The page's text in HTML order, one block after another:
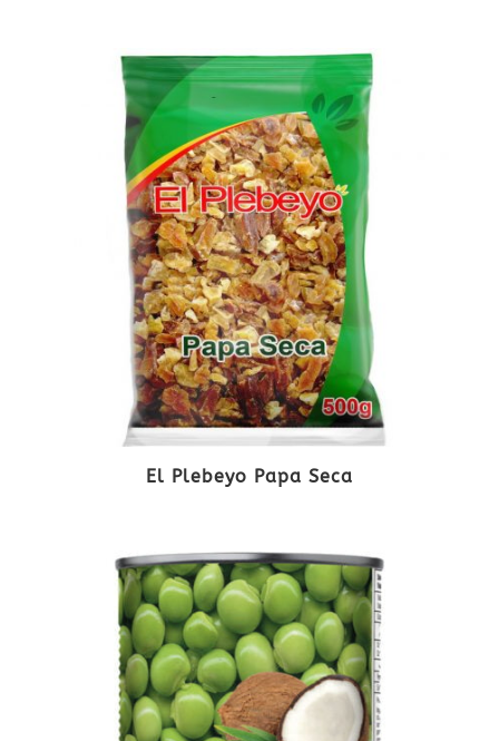
El Plebeyo Papa Seca